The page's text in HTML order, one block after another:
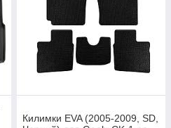
Килимки EVA (2005-2009, SD,